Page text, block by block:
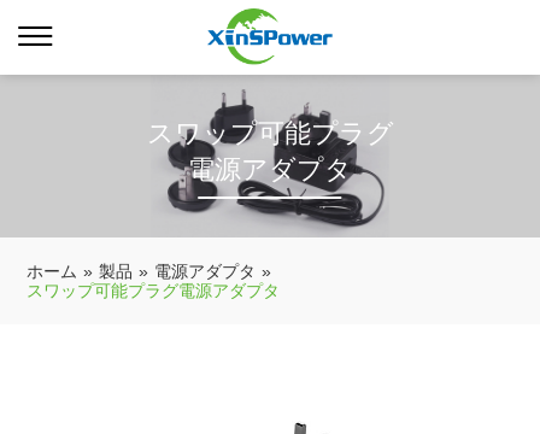
スワップ可能プラグ
電源アダプタ
ホーム » 製品 » 電源アダプタ »
スワップ可能プラグ電源アダプタ